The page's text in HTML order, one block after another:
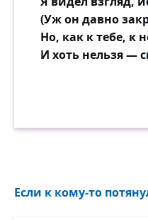
(Уж он давно
Но, как к тебе, к
И хоть нельзя —
Если к кому-то